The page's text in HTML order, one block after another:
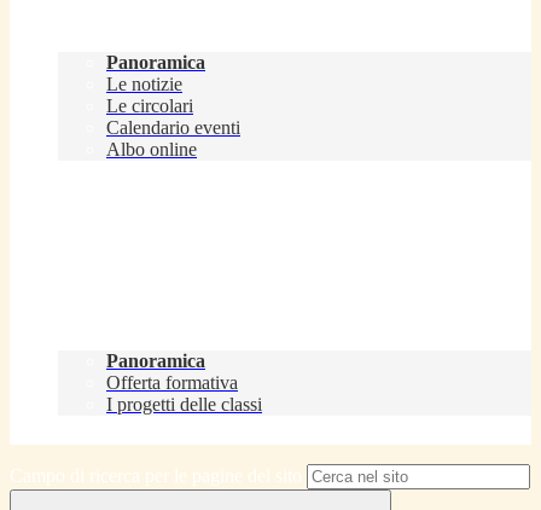
Panoramica
Le notizie
Le circolari
Calendario eventi
Albo online
Panoramica
Offerta formativa
I progetti delle classi
Campo di ricerca per le pagine del sito